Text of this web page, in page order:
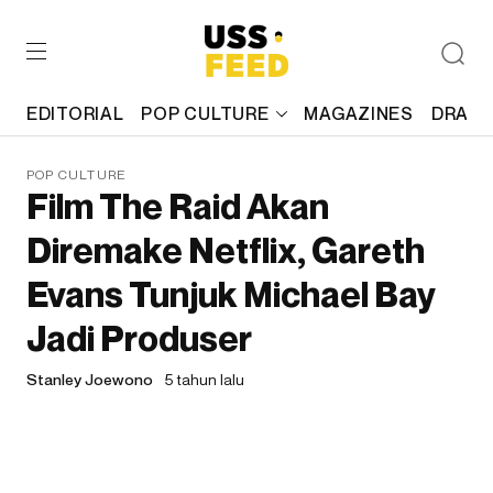
EDITORIAL POP CULTURE MAGAZINES
POP CULTURE
Film The Raid Akan
Diremake Netflix, Gareth
Evans Tunjuk Michael Bay
Jadi Produser
Stanley Joewono 5 tahun lalu